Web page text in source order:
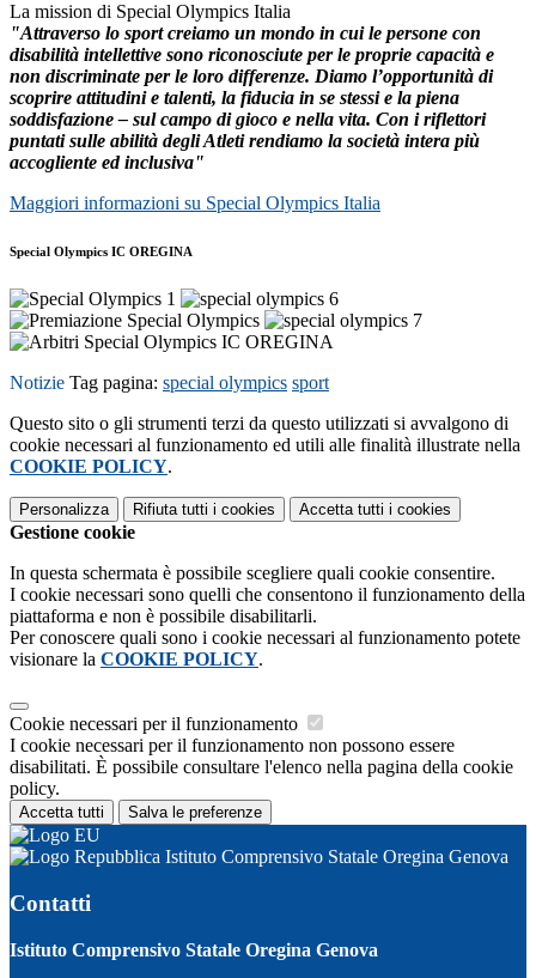
La mission di Special Olympics Italia
"Attraverso lo sport creiamo un mondo in cui le persone con
disabilità intellettive sono riconosciute per le proprie capacità e
non discriminate per le loro differenze. Diamo l’opportunità di
scoprire attitudini e talenti, la fiducia in se stessi e la piena
soddisfazione – sul campo di gioco e nella vita. Con i riflettori
puntati sulle abilità degli Atleti rendiamo la società intera più
accogliente ed inclusiva"
Maggiori informazioni su Special Olympics Italia
Special Olympics IC OREGINA
Notizie Tag pagina: special olympics sport
Questo sito o gli strumenti terzi da questo utilizzati si avvalgono di
cookie necessari al funzionamento ed utili alle finalità illustrate nella
COOKIE POLICY.
Personalizza Rifiuta tutti i cookies Accetta tutti i cookies
Gestione cookie
In questa schermata è possibile scegliere quali cookie consentire.
I cookie necessari sono quelli che consentono il funzionamento della
piattaforma e non è possibile disabilitarli.
Per conoscere quali sono i cookie necessari al funzionamento potete
visionare la COOKIE POLICY.
Cookie necessari per il funzionamento
I cookie necessari per il funzionamento non possono essere
disabilitati. È possibile consultare l'elenco nella pagina della cookie
policy.
Accetta tutti Salva le preferenze
Istituto Comprensivo Statale Oregina Genova
Contatti
Istituto Comprensivo Statale Oregina Genova